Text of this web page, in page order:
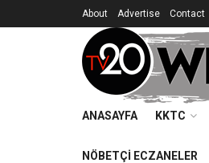
About Advertise Contact
ANASAYFA KKTC
NÖBETÇI ECZANELER